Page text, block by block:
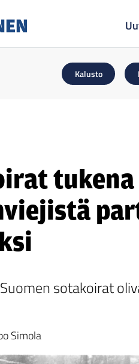
Kalusto
sotakoirat
Simola